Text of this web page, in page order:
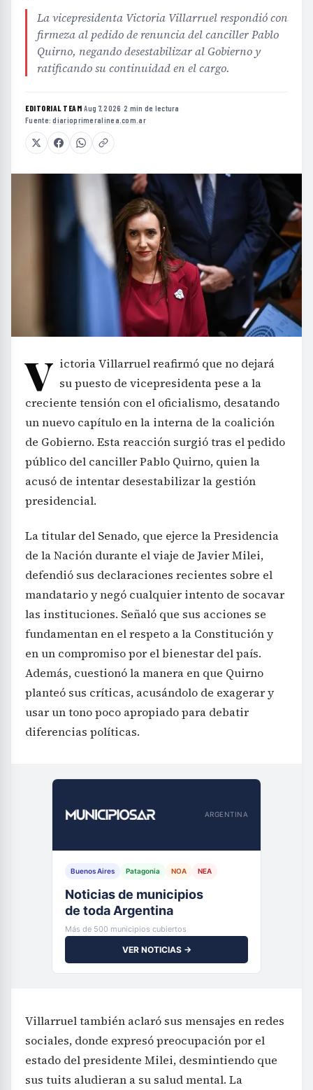
La vicepresidenta Victoria Villarruel respondió con
firmeza al pedido de renuncia del canciller Pablo
Quirno, negando desestabilizar al Gobierno y
ratificando su continuidad en el cargo.
EDITORIAL TEAM·Aug 7, 2026 ·2 min de lectura ·
Fuente:diarioprimeralinea.com.ar
V ictoria Villarruel reafirmó que no dejará
su puesto de vicepresidenta pese a la
creciente tensión con el oficialismo, desatando
un nuevo capítulo en la interna de la coalición
de Gobierno. Esta reacción surgió tras el pedido
público del canciller Pablo Quirno, quien la
acusó de intentar desestabilizar la gestión
presidencial.
La titular del Senado, que ejerce la Presidencia
de la Nación durante el viaje de Javier Milei,
defendió sus declaraciones recientes sobre el
mandatario y negó cualquier intento de socavar
las instituciones. Señaló que sus acciones se
fundamentan en el respeto a la Constitución y
en un compromiso por el bienestar del país.
Además, cuestionó la manera en que Quirno
planteó sus críticas, acusándolo de exagerar y
usar un tono poco apropiado para debatir
diferencias políticas.
ARGENTINA
Buenos Aires Patagonia NOA NEA
Noticias de municipios
de toda Argentina
Más de 500 municipios cubiertos
VER NOTICIAS →
Villarruel también aclaró sus mensajes en redes
sociales, donde expresó preocupación por el
estado del presidente Milei, desmintiendo que
sus tuits aludieran a su salud mental. La